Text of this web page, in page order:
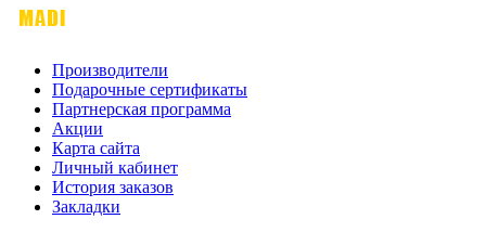
Производители
Подарочные сертификаты
Партнерская программа
Акции
Карта сайта
Личный кабинет
История заказов
Закладки